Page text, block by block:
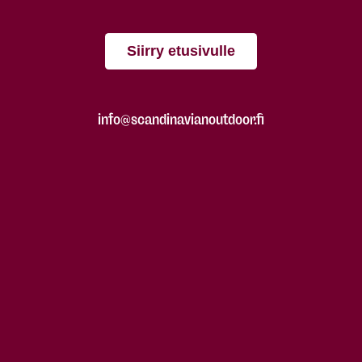
Siirry etusivulle
info@scandinavianoutdoor.fi